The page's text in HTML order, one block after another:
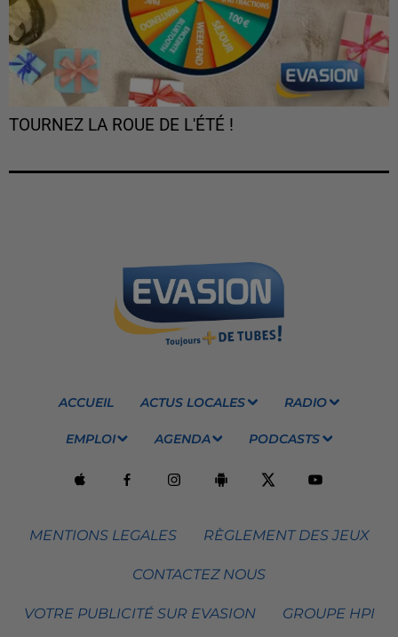
TOURNEZ LA ROUE DE L'ÉTÉ !
ACCUEIL ACTUS LOCALES RADIO
EMPLOI AGENDA PODCASTS
MENTIONS LEGALES RÈGLEMENT DES JEUX
CONTACTEZ NOUS
VOTRE PUBLICITÉ SUR EVASION GROUPE HPI